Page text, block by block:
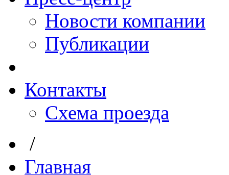
Новости компании
Публикации
Контакты
Схема проезда
/
Главная